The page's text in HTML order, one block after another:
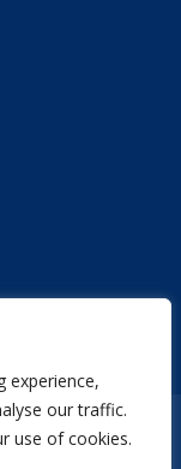
experience,
our traffic.
use of cookies.